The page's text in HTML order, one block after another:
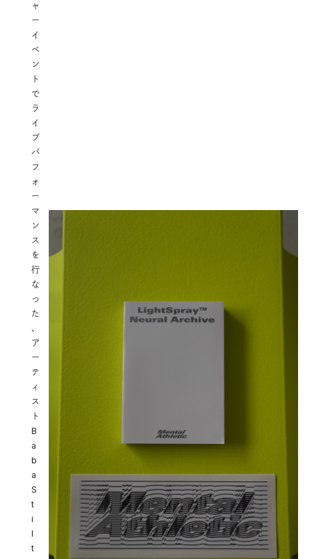
ャ
ー
イ
ベ
ン
ト
で
ラ
イ
ブ
パ
フ
ォ
ー
マ
ン
ス
を
行
な
っ
た
、
ア
ー
テ
ィ
ス
ト
B
a
b
a
S
t
i
l
t